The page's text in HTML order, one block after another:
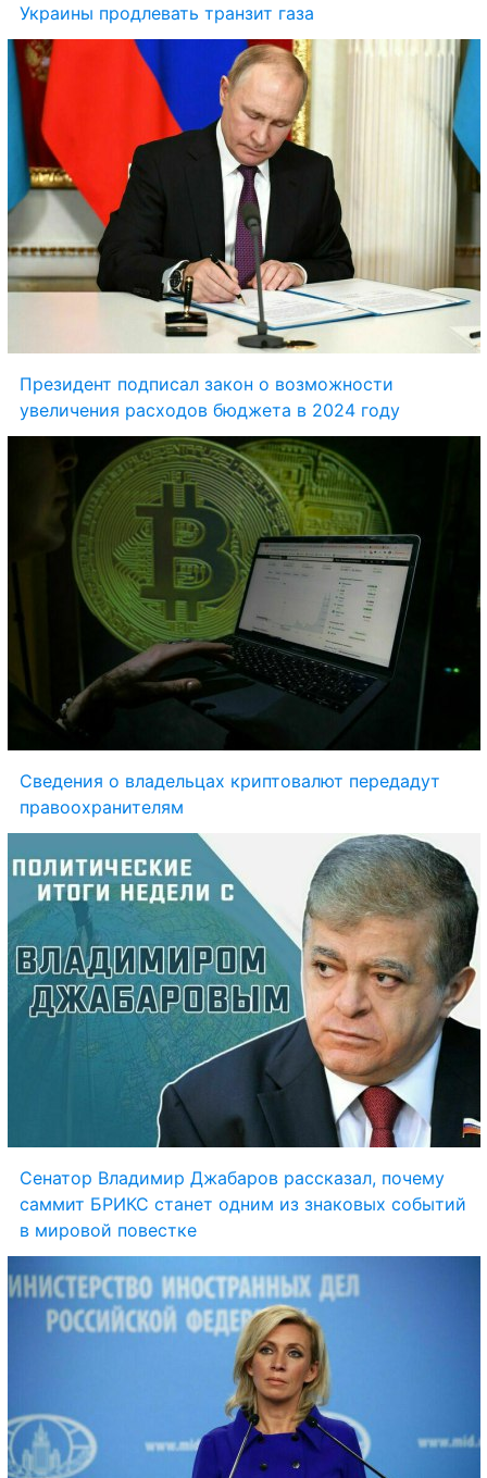
Украины продлевать транзит газа
Президент подписал закон о возможности
увеличения расходов бюджета в 2024 году
Сведения о владельцах криптовалют передадут
правоохранителям
Сенатор Владимир Джабаров рассказал, почему
саммит БРИКС станет одним из знаковых событий
в мировой повестке